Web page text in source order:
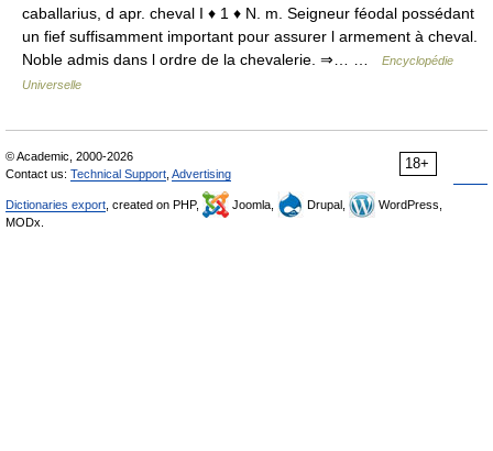
caballarius, d apr. cheval I ♦ 1 ♦ N. m. Seigneur féodal possédant
un fief suffisamment important pour assurer l armement à cheval.
Noble admis dans l ordre de la chevalerie. ⇒… …
Encyclopédie
Universelle
18+
© Academic, 2000-2026
Contact us: Technical Support Advertising
Dictionaries export , created on PHP, Joomla, Drupal,
WordPress,
MODx.